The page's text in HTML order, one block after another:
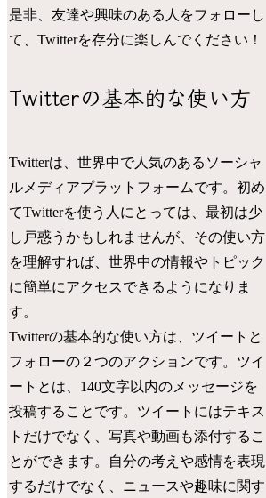
是非、友達や興味のある人をフォローし
て、Twitterを存分に楽しんでください！
Twitterの基本的な使い方
Twitterは、世界中で人気のあるソーシャ
ルメディアプラットフォームです。初め
てTwitterを使う人にとっては、最初は少
し戸惑うかもしれませんが、その使い方
を理解すれば、世界中の情報やトピック
に簡単にアクセスできるようになりま
す。
Twitterの基本的な使い方は、ツイートと
フォローの２つのアクションです。ツイ
ートとは、140文字以内のメッセージを
投稿することです。ツイートにはテキス
トだけでなく、写真や動画も添付するこ
とができます。自分の考えや感情を表現
するだけでなく、ニュースや趣味に関す